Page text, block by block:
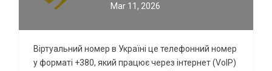
Mar 11, 2026
Віртуальний номер в Україні це телефонний номер
у форматі +380, який працює через інтернет (VoIP)